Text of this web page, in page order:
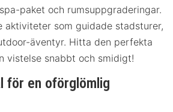
paket och rumsuppgraderingar.
aktiviteter som guidade stadsturer,
äventyr. Hitta den perfekta
vistelse snabbt och smidigt!
för en oförglömlig